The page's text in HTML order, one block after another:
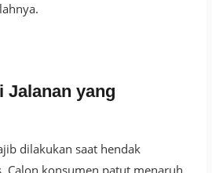
Jalanan yang
dilakukan saat hendak